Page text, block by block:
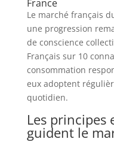
France
Le marché français
une progression
de conscience
Français sur 10
consommation
eux adoptent
quotidien.
Les principes
guident le